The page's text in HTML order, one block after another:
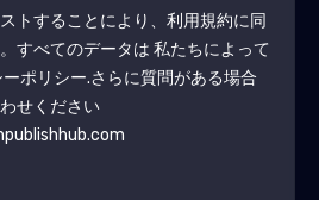
トすることにより、利用規約に同
すべてのデータは 私たちによって
ポリシー.さらに質問がある場合
せください